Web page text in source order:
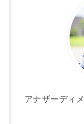
アナザーディ